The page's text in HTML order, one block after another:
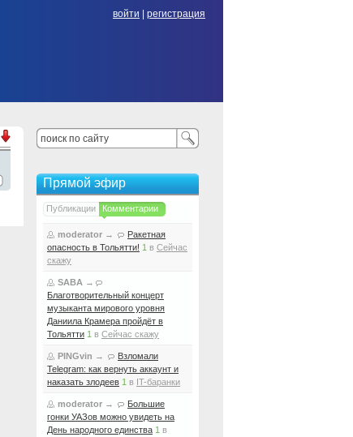
войти регистрация
Прямой эфир
Публикации Комментарии
moderator →
Ракетная
опасность в Тольятти! 1 в Сейчас
скажу
SABA →
Благотворительный концерт
музыканта мирового уровня
Даниила Крамера пройдёт в
Тольятти 1 в Сейчас скажу
PINGvin →
Взломали
Telegram: как вернуть аккаунт и
наказать злодеев 1 в IT-баранки
moderator →
Большие
гонки УАЗов можно увидеть на
День народного единства 1 в